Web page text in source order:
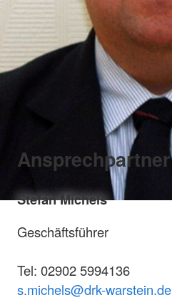
Ansprechpartner
Stefan Michels
Geschäftsführer
Tel: 02902 5994136
s.michels@drk-warstein.de